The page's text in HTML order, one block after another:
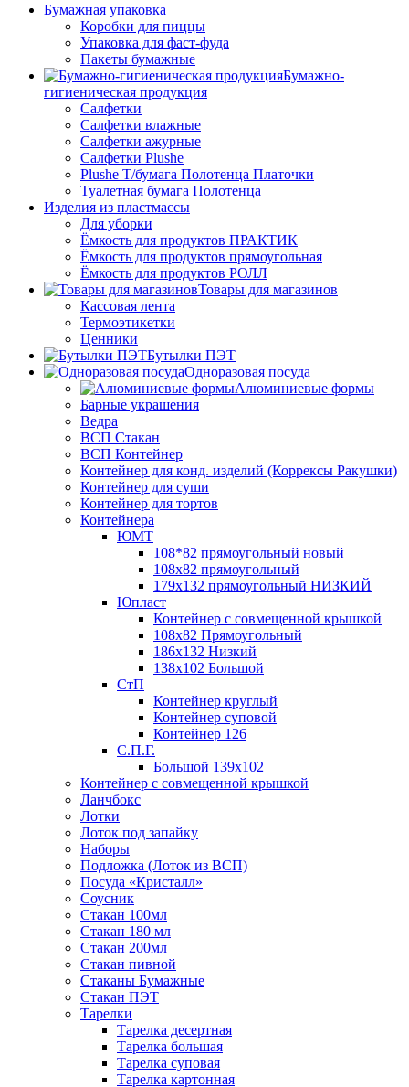
Бумажная упаковка
Коробки для пиццы
Упаковка для фаст-фуда
Пакеты бумажные
Бумажно-
гигиеническая продукция
Салфетки
Салфетки влажные
Салфетки ажурные
Салфетки Plushe
Plushe Т/бумага Полотенца Платочки
Туалетная бумага Полотенца
Изделия из пластмассы
Для уборки
Ёмкость для продуктов ПРАКТИК
Ёмкость для продуктов прямоугольная
Ёмкость для продуктов РОЛЛ
Товары для магазинов
Кассовая лента
Термоэтикетки
Ценники
Бутылки ПЭТ
Одноразовая посуда
Алюминиевые формы
Барные украшения
Ведра
ВСП Стакан
ВСП Контейнер
Контейнер для конд. изделий (Коррексы Ракушки)
Контейнер для суши
Контейнер для тортов
Контейнера
ЮМТ
108*82 прямоугольный новый
108х82 прямоугольный
179х132 прямоугольный НИЗКИЙ
Юпласт
Контейнер с совмещенной крышкой
108х82 Прямоугольный
186х132 Низкий
138х102 Большой
СтП
Контейнер круглый
Контейнер суповой
Контейнер 126
С.П.Г.
Большой 139х102
Контейнер с совмещенной крышкой
Ланчбокс
Лотки
Лоток под запайку
Наборы
Подложка (Лоток из ВСП)
Посуда «Кристалл»
Соусник
Стакан 100мл
Стакан 180 мл
Стакан 200мл
Стакан пивной
Стаканы Бумажные
Стакан ПЭТ
Тарелки
Тарелка десертная
Тарелка большая
Тарелка суповая
Тарелка картонная